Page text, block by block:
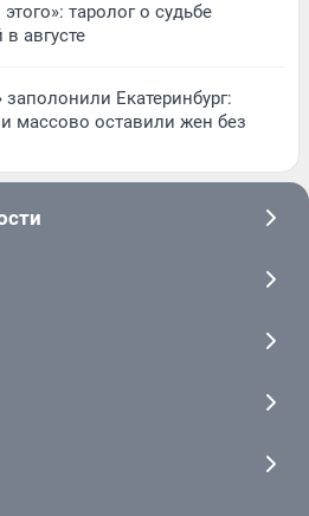
таролог о судьбе
августе
Екатеринбург:
массово оставили жен без